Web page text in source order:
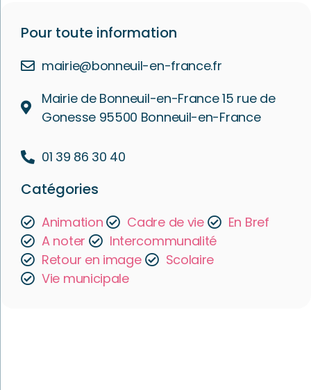
Pour toute information
mairie@bonneuil-en-france.fr
Mairie de Bonneuil-en-France 15 rue de
Gonesse 95500 Bonneuil-en-France
01 39 86 30 40
Catégories
Animation Cadre de vie
En Bref
A noter
Intercommunalité
Retour en image
Scolaire
Vie municipale